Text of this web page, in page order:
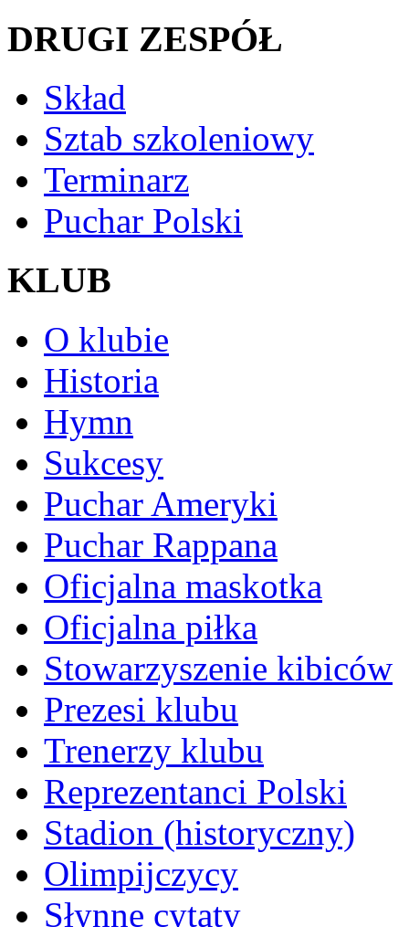
DRUGI ZESPÓŁ
Skład
Sztab szkoleniowy
Terminarz
Puchar Polski
KLUB
O klubie
Historia
Hymn
Sukcesy
Puchar Ameryki
Puchar Rappana
Oficjalna maskotka
Oficjalna piłka
Stowarzyszenie kibiców
Prezesi klubu
Trenerzy klubu
Reprezentanci Polski
Stadion (historyczny)
Olimpijczycy
Słynne cytaty